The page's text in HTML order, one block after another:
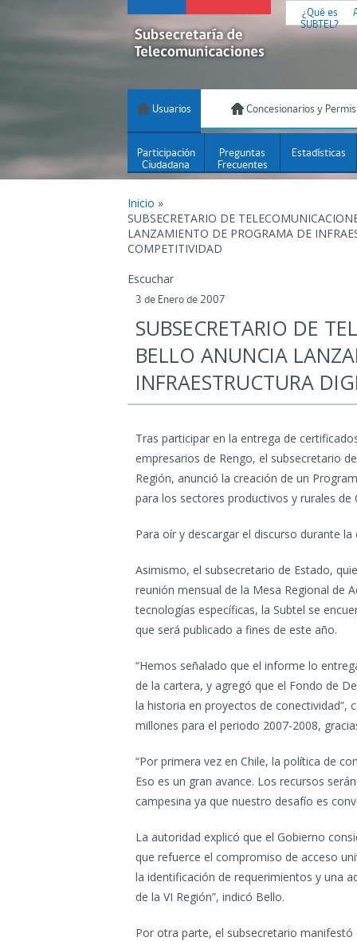
¿Qué es
SUBTEL?
Usuarios Concesionarios y
Participación
Ciudadana
Preguntas
Frecuentes
Estadísticas
Inicio »
SUBSECRETARIO DE
LANZAMIENTO DE PROGRAMA DE
COMPETITIVIDAD
Escuchar
3 de Enero de 2007
SUBSECRETARIO DE
BELLO ANUNCIA
INFRAESTRUCTURA
Tras participar en la entrega de
empresarios de Rengo, el subsecretario
Región, anunció la creación de un
para los sectores productivos y rurales de
Para oír y descargar el discurso durante
Asimismo, el subsecretario de Estado,
reunión mensual de la Mesa Regional de
tecnologías específicas, la Subtel se
que será publicado a fines de este año.
“Hemos señalado que el informe lo
de la cartera, y agregó que el Fondo de
la historia en proyectos de conectividad”,
millones para el periodo 2007-2008,
“Por primera vez en Chile, la política de
Eso es un gran avance. Los recursos
campesina ya que nuestro desafío es
La autoridad explicó que el Gobierno
que refuerce el compromiso de acceso
la identificación de requerimientos y una
de la VI Región”, indicó Bello.
Por otra parte, el subsecretario